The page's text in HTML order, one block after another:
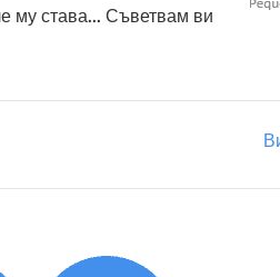
му става... Съветвам ви